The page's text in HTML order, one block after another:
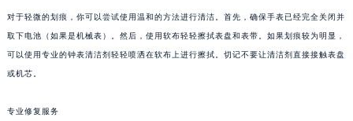
对于轻微的划痕，你可以尝试使用温和的方法进行清洁。首先，确保手表已经完全关闭并
取下电池（如果是机械表）。然后，使用软布轻轻擦拭表盘和表带。如果划痕较为明显，
可以使用专业的钟表清洁剂轻轻喷洒在软布上进行擦拭。切记不要让清洁剂直接接触表盘
或机芯。
专业修复服务